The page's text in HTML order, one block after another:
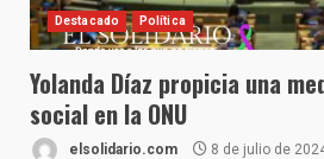
Destacado Política
Yolanda Díaz propicia una
social en la ONU
elsolidario.com 8 de julio de